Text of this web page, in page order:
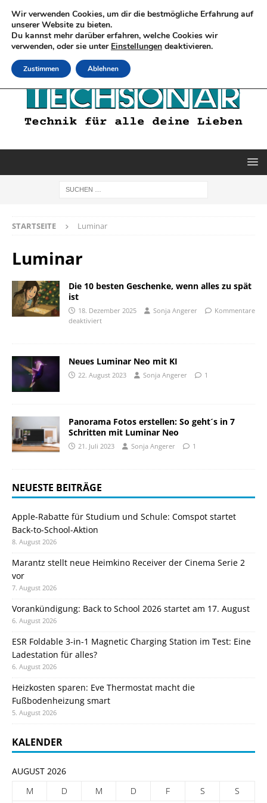
STARTSEITE Luminar
Luminar
Die 10 besten Geschenke, wenn alles zu spät
ist
18. Dezember 2025 Sonja Angerer
Kommentare
deaktiviert
Neues Luminar Neo mit KI
22. August 2023 Sonja Angerer 1
Panorama Fotos erstellen: So geht´s in 7
Schritten mit Luminar Neo
21. Juli 2023 Sonja Angerer 1
NEUESTE BEITRÄGE
Apple-Rabatte für Studium und Schule: Comspot startet
Back-to-School-Aktion
8. August 2026
Marantz stellt neue Heimkino Receiver der Cinema Serie 2
vor
7. August 2026
Vorankündigung: Back to School 2026 startet am 17. August
6. August 2026
ESR Foldable 3-in-1 Magnetic Charging Station im Test: Eine
Ladestation für alles?
6. August 2026
Heizkosten sparen: Eve Thermostat macht die
Fußbodenheizung smart
5. August 2026
KALENDER
AUGUST 2026
M
D M D F S S
Wir verwenden Cookies, um dir die bestmögliche Erfahrung auf
unserer Website zu bieten.
Du kannst mehr darüber erfahren, welche Cookies wir
verwenden, oder sie unter Einstellungen deaktivieren.
Zustimmen Ablehnen